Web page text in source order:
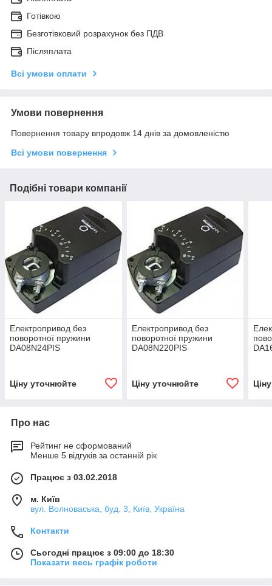
Готівкою
Безготівковий розрахунок без ПДВ
Післяплата
Всі умови оплати
Умови повернення
Повернення товару впродовж 14 днів за домовленістю
Всі умови повернення
Подібні товари компанії
Електропривод без
поворотної пружини
DA08N24PIS
Ціну уточнюйте
Електропривод без
поворотної пружини
DA08N220PIS
Ціну уточнюйте
Про нас
Рейтинг не сформований
Менше 5 відгуків за останній рік
Працює з 03.02.2018
м. Київ
вул. Волноваська, буд. 3, Київ, Україна
Контакти
Сьогодні працює з 09:00 до 18:30
Показати весь графік роботи